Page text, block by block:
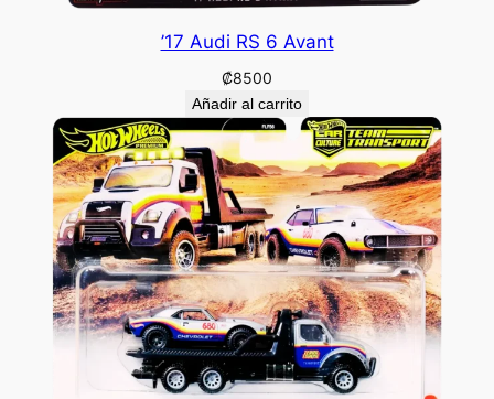
’17 Audi RS 6 Avant
₡8500
Añadir al carrito